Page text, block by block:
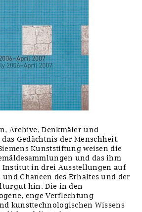
Archive, Denkmäler und
Gedächtnis der Menschheit.
Kunststiftung weisen die
und das ihm
Institut in drei Ausstellungen auf
Chancen des Erhaltes und der
hin. Die in den
enge Verflechtung
kunsttechnologischen Wissens